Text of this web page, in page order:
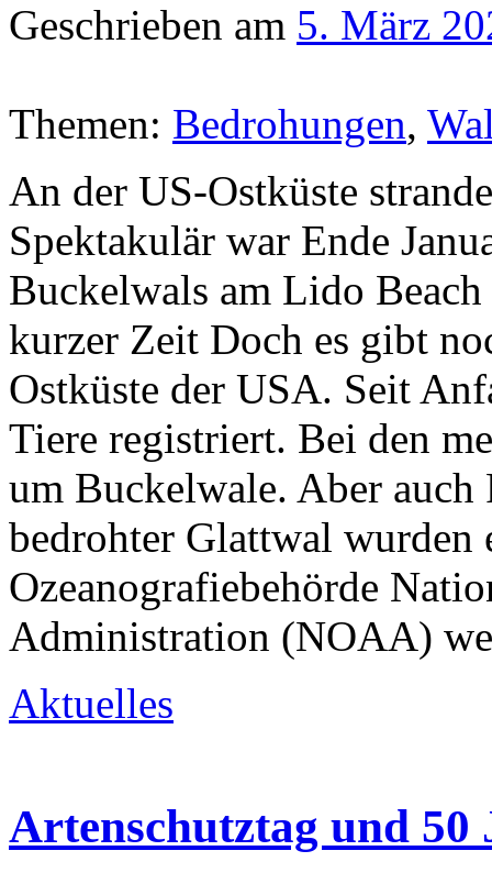
Geschrieben am 5. März
Themen: Bedrohungen,
An der US-Ostküste
Spektakulär war Ende
Buckelwals am Lido
kurzer Zeit Doch es gibt
Ostküste der USA. Seit
Tiere registriert. Bei den
um Buckelwale. Aber
bedrohter Glattwal wurden
Ozeanografiebehörde
Administration (NOAA)
Aktuelles
Artenschutztag und 50